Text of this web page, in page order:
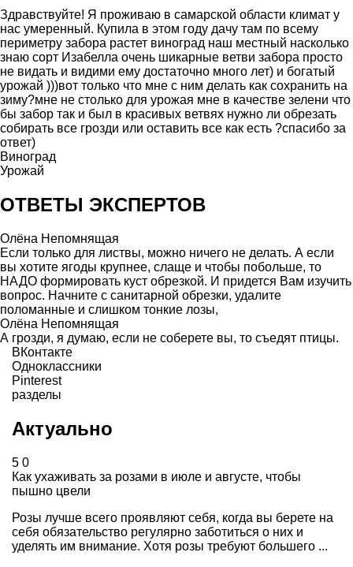
Здравствуйте! Я проживаю в самарской области климат у
нас умеренный. Купила в этом году дачу там по всему
периметру забора растет виноград наш местный насколько
знаю сорт Изабелла очень шикарные ветви забора просто
не видать и видими ему достаточно много лет) и богатый
урожай )))вот только что мне с ним делать как сохранить на
зиму?мне не столько для урожая мне в качестве зелени что
бы забор так и был в красивых ветвях нужно ли обрезать
собирать все грозди или оставить все как есть ?спасибо за
ответ)
Виноград
Урожай
ОТВЕТЫ ЭКСПЕРТОВ
Олёна Непомнящая
Если только для листвы, можно ничего не делать. А если
вы хотите ягоды крупнее, слаще и чтобы побольше, то
НАДО формировать куст обрезкой. И придется Вам изучить
вопрос. Начните с санитарной обрезки, удалите
поломанные и слишком тонкие лозы,
Олёна Непомнящая
А грозди, я думаю, если не соберете вы, то съедят птицы.
ВКонтакте
Одноклассники
Pinterest
разделы
Актуально
5 0
Как ухаживать за розами в июле и августе, чтобы
пышно цвели
Розы лучше всего проявляют себя, когда вы берете на
себя обязательство регулярно заботиться о них и
уделять им внимание. Хотя розы требуют большего ...